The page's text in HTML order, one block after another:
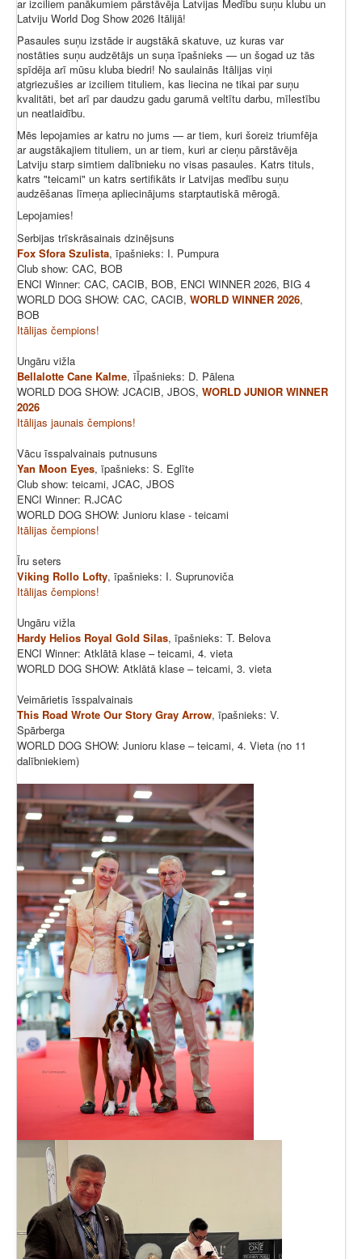
ar izciliem panākumiem pārstāvēja Latvijas Medību suņu klubu un
Latviju World Dog Show 2026 Itālijā!
Pasaules suņu izstāde ir augstākā skatuve, uz kuras var
nostāties suņu audzētājs un suņa īpašnieks — un šogad uz tās
spīdēja arī mūsu kluba biedri! No saulainās Itālijas viņi
atgriezušies ar izciliem tituliem, kas liecina ne tikai par suņu
kvalitāti, bet arī par daudzu gadu garumā veltītu darbu, mīlestību
un neatlaidību.
Mēs lepojamies ar katru no jums — ar tiem, kuri šoreiz triumfēja
ar augstākajiem tituliem, un ar tiem, kuri ar cieņu pārstāvēja
Latviju starp simtiem dalībnieku no visas pasaules. Katrs tituls,
katrs "teicami" un katrs sertifikāts ir Latvijas medību suņu
audzēšanas līmeņa apliecinājums starptautiskā mērogā.
Lepojamies!
Serbijas trīskrāsainais dzinējsuns
Fox Sfora Szulista, īpašnieks: I. Pumpura
Club show: CAC, BOB
ENCI Winner: CAC, CACIB, BOB, ENCI WINNER 2026, BIG 4
WORLD DOG SHOW: CAC, CACIB, WORLD WINNER 2026,
BOB
Itālijas čempions!
Ungāru vižla
Bellalotte Cane Kalme, īĪpašnieks: D. Pālena
WORLD DOG SHOW: JCACIB, JBOS, WORLD JUNIOR WINNER
2026
Itālijas jaunais čempions!
Vācu īsspalvainais putnusuns
Yan Moon Eyes, īpašnieks: S. Eglīte
Club show: teicami, JCAC, JBOS
ENCI Winner: R.JCAC
WORLD DOG SHOW: Junioru klase - teicami
Itālijas čempions!
Īru seters
Viking Rollo Lofty, īpašnieks: I. Suprunoviča
Itālijas čempions!
Ungāru vižla
Hardy Helios Royal Gold Silas, īpašnieks: T. Belova
ENCI Winner: Atklātā klase – teicami, 4. vieta
WORLD DOG SHOW: Atklātā klase – teicami, 3. vieta
Veimārietis īsspalvainais
This Road Wrote Our Story Gray Arrow, īpašnieks: V.
Spārberga
WORLD DOG SHOW: Junioru klase – teicami, 4. Vieta (no 11
dalībniekiem)